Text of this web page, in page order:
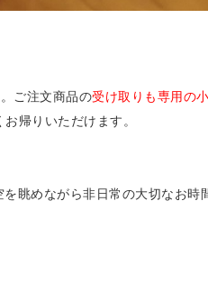
ご注文商品の受け取りも専用の
帰りいただけます。
眺めながら非日常の大切なお時